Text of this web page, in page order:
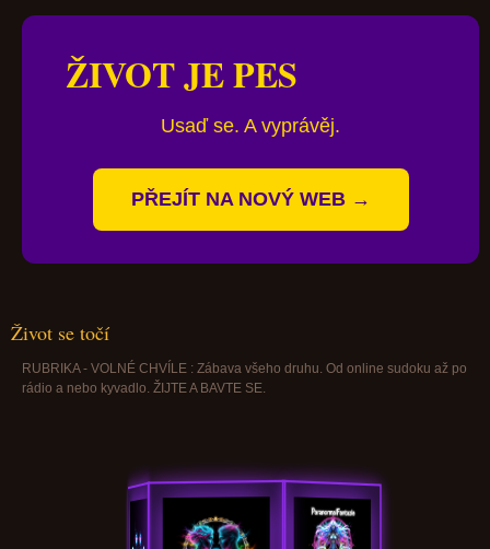
ŽIVOT JE PES
Usaď se. A vyprávěj.
PŘEJÍT NA NOVÝ WEB →
Život se točí
RUBRIKA - VOLNÉ CHVÍLE : Zábava všeho druhu. Od online sudoku až po
rádio a nebo kyvadlo. ŽIJTE A BAVTE SE.